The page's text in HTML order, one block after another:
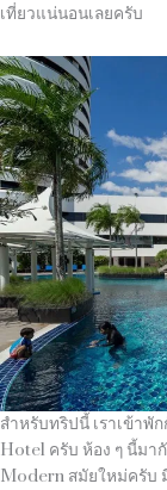
เที่ยวแน่นอนเลยครับ
สำหรับทริปนี้ เราเข้าพั
Hotel ครับ ห้อง ๆ นี้มา
Modern สมัยใหม่ครับ